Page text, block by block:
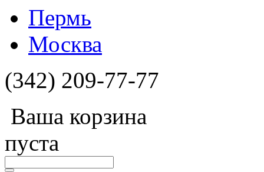
Пермь
Москва
(342) 209-77-77
Ваша корзина
пуста